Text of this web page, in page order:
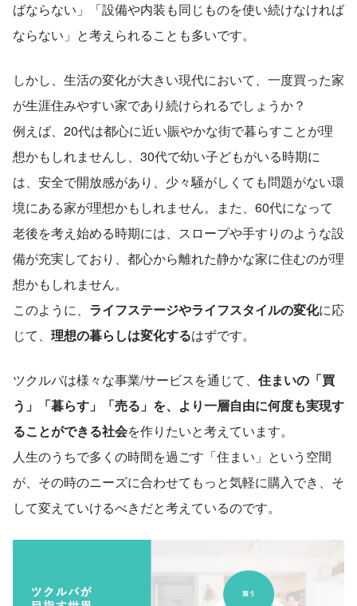
ばならない」「設備や内装も同じものを使い続けなければ
ならない」と考えられることも多いです。
しかし、生活の変化が大きい現代において、一度買った家
が生涯住みやすい家であり続けられるでしょうか？
例えば、20代は都心に近い賑やかな街で暮らすことが理
想かもしれませんし、30代で幼い子どもがいる時期に
は、安全で開放感があり、少々騒がしくても問題がない環
境にある家が理想かもしれません。また、60代になって
老後を考え始める時期には、スロープや手すりのような設
備が充実しており、都心から離れた静かな家に住むのが理
想かもしれません。
このように、 ライフステージやライフスタイルの変化に応
じて、 理想の暮らしは変化するはずです。
ツクルバは様々な事業/サービスを通じて、 住まいの「買
う」「暮らす」「売る」を、より一層自由に何度も実現す
ることができる社会を作りたいと考えています。
人生のうちで多くの時間を過ごす「住まい」という空間
が、その時のニーズに合わせてもっと気軽に購入でき、そ
して変えていけるべきだと考えているのです。